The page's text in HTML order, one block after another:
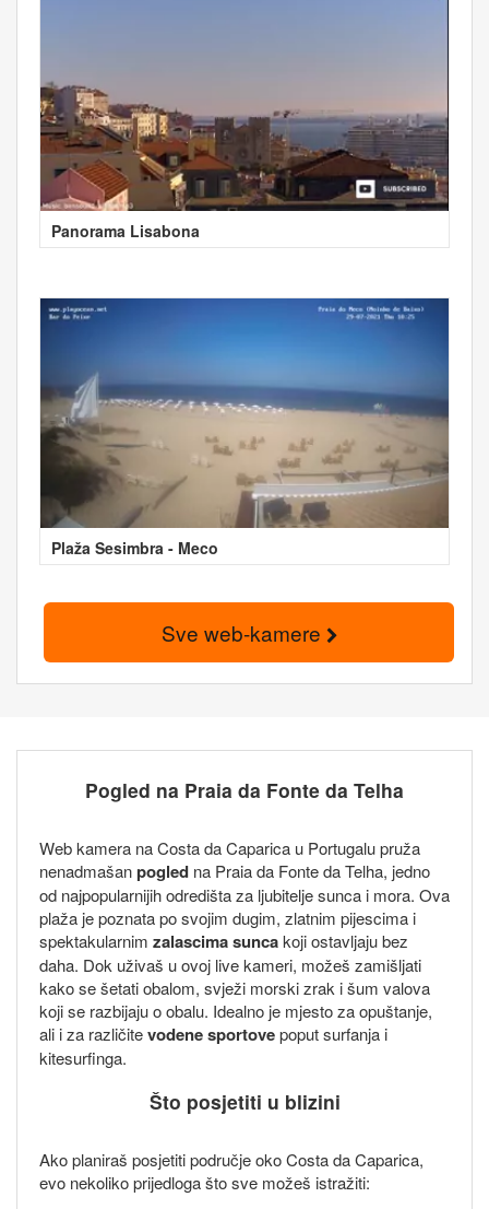
Panorama Lisabona
Plaža Sesimbra - Meco
Sve web-kamere
Pogled na Praia da Fonte da Telha
Web kamera na Costa da Caparica u Portugalu pruža
nenadmašanpogled na Praia da Fonte da Telha, jedno
od najpopularnijih odredišta za ljubitelje sunca i mora. Ova
plaža je poznata po svojim dugim, zlatnim pijescima i
spektakularnim zalascima suncakoji ostavljaju bez
daha. Dok uživaš u ovoj live kameri, možeš zamišljati
kako se šetati obalom, svježi morski zrak i šum valova
koji se razbijaju o obalu. Idealno je mjesto za opuštanje,
ali i za različitevodene sportovepoput surfanja i
kitesurfinga.
Što posjetiti u blizini
Ako planiraš posjetiti područje oko Costa da Caparica,
evo nekoliko prijedloga što sve možeš istražiti: